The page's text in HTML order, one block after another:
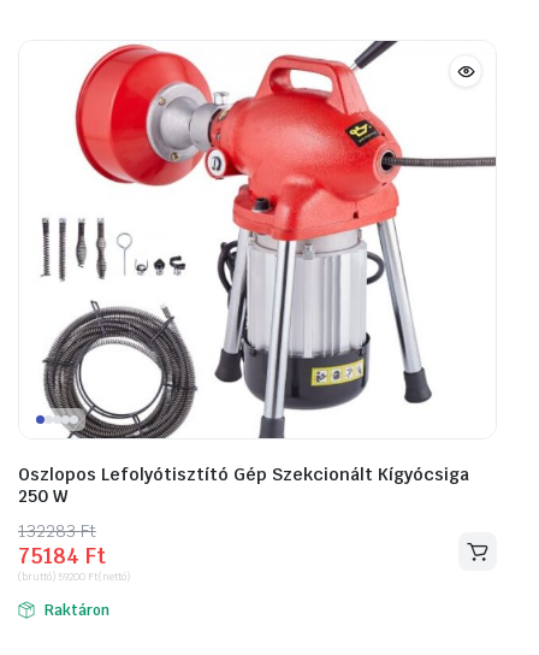
Oszlopos Lefolyótisztító Gép Szekcionált Kígyócsiga
250 W
132283Ft
Original
price
was:
132283 Ft.
75184 Ft
Current
price
is:
75184 Ft.
(bruttó) 59200 Ft(nettó)
Raktáron